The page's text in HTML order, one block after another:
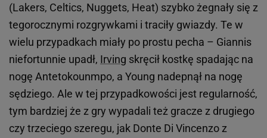
(Lakers, Celtics, Nuggets, Heat) szybko żegnały się z
tegorocznymi rozgrywkami i traciły gwiazdy. Te w
wielu przypadkach miały po prostu pecha – Giannis
niefortunnie upadł, Irving skręcił kostkę spadając na
nogę Antetokounmpo, a Young nadepnął na nogę
sędziego. Ale w tej przypadkowości jest regularność,
tym bardziej że z gry wypadali też gracze z drugiego
czy trzeciego szeregu, jak Donte Di Vincenzo z